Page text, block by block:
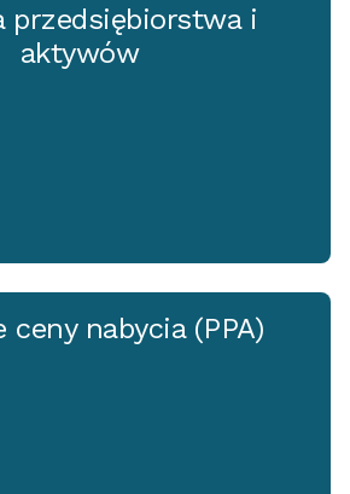
przedsiębiorstwa i
aktywów
ceny nabycia (PPA)